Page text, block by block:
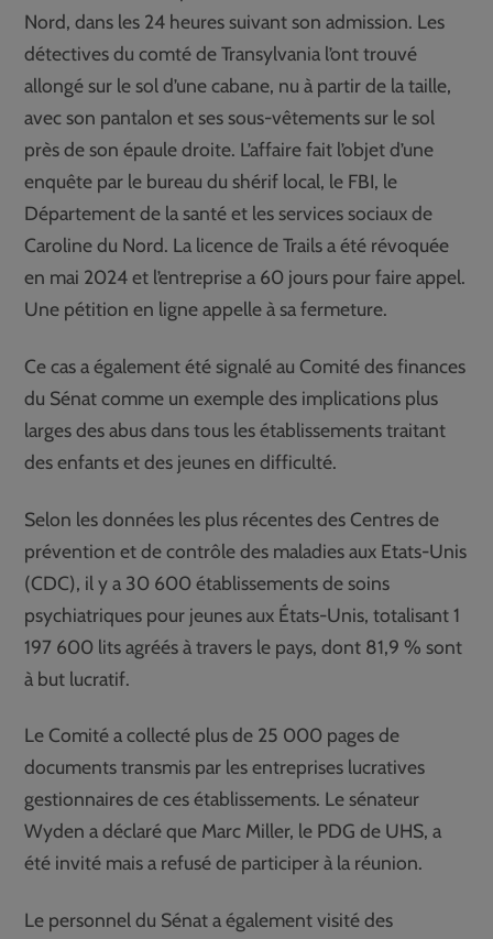
Nord, dans les 24 heures suivant son admission. Les
détectives du comté de Transylvania l’ont trouvé
allongé sur le sol d’une cabane, nu à partir de la taille,
avec son pantalon et ses sous-vêtements sur le sol
près de son épaule droite. L’affaire fait l’objet d’une
enquête par le bureau du shérif local, le FBI, le
Département de la santé et les services sociaux de
Caroline du Nord. La licence de Trails a été révoquée
en mai 2024 et l’entreprise a 60 jours pour faire appel.
Une pétition en ligne appelle à sa fermeture.
Ce cas a également été signalé au Comité des finances
du Sénat comme un exemple des implications plus
larges des abus dans tous les établissements traitant
des enfants et des jeunes en difficulté.
Selon les données les plus récentes des Centres de
prévention et de contrôle des maladies aux Etats-Unis
(CDC), il y a 30 600 établissements de soins
psychiatriques pour jeunes aux États-Unis, totalisant 1
197 600 lits agréés à travers le pays, dont 81,9 % sont
à but lucratif.
Le Comité a collecté plus de 25 000 pages de
documents transmis par les entreprises lucratives
gestionnaires de ces établissements. Le sénateur
Wyden a déclaré que Marc Miller, le PDG de UHS, a
été invité mais a refusé de participer à la réunion.
Le personnel du Sénat a également visité des